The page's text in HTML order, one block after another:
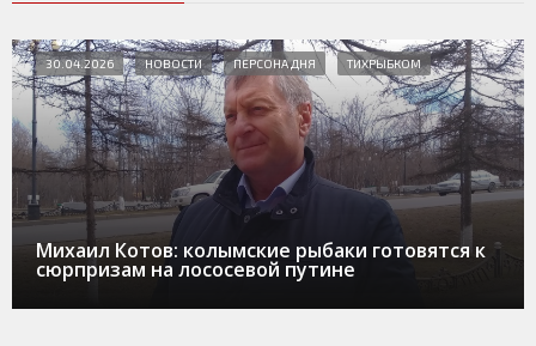
Михаил Котов: колымские рыбаки готовятся к
сюрпризам на лососевой путине
30.04.2026 НОВОСТИ ПЕРСОНА ДНЯ ТИХРЫБКОМ